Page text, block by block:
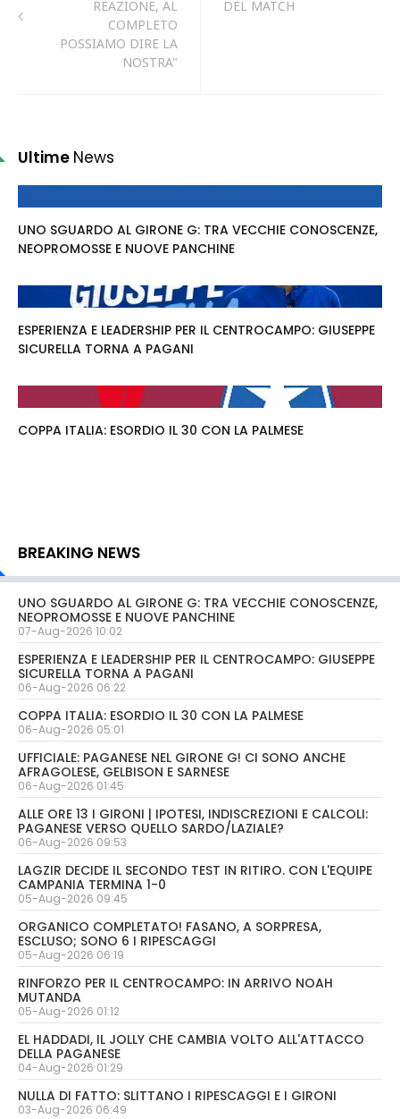
REAZIONE, AL
COMPLETO
POSSIAMO DIRE LA
NOSTRA"
DEL MATCH
Ultime News
UNO SGUARDO AL GIRONE G: TRA VECCHIE CONOSCENZE,
NEOPROMOSSE E NUOVE PANCHINE
ESPERIENZA E LEADERSHIP PER IL CENTROCAMPO: GIUSEPPE
SICURELLA TORNA A PAGANI
COPPA ITALIA: ESORDIO IL 30 CON LA PALMESE
BREAKING NEWS
UNO SGUARDO AL GIRONE G: TRA VECCHIE CONOSCENZE,
NEOPROMOSSE E NUOVE PANCHINE
07-Aug-2026 10:02
ESPERIENZA E LEADERSHIP PER IL CENTROCAMPO: GIUSEPPE
SICURELLA TORNA A PAGANI
06-Aug-2026 06:22
COPPA ITALIA: ESORDIO IL 30 CON LA PALMESE
06-Aug-2026 05:01
UFFICIALE: PAGANESE NEL GIRONE G! CI SONO ANCHE
AFRAGOLESE, GELBISON E SARNESE
06-Aug-2026 01:45
ALLE ORE 13 I GIRONI | IPOTESI, INDISCREZIONI E CALCOLI:
PAGANESE VERSO QUELLO SARDO/LAZIALE?
06-Aug-2026 09:53
LAGZIR DECIDE IL SECONDO TEST IN RITIRO. CON L'EQUIPE
CAMPANIA TERMINA 1-0
05-Aug-2026 09:45
ORGANICO COMPLETATO! FASANO, A SORPRESA,
ESCLUSO; SONO 6 I RIPESCAGGI
05-Aug-2026 06:19
RINFORZO PER IL CENTROCAMPO: IN ARRIVO NOAH
MUTANDA
05-Aug-2026 01:12
EL HADDADI, IL JOLLY CHE CAMBIA VOLTO ALL'ATTACCO
DELLA PAGANESE
04-Aug-2026 01:29
NULLA DI FATTO: SLITTANO I RIPESCAGGI E I GIRONI
03-Aug-2026 06:49